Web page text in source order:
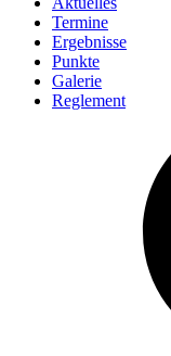
Termine
Ergebnisse
Punkte
Galerie
Reglement